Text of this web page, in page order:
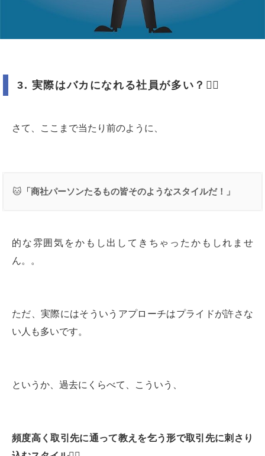
3. 実際はバカになれる社員が多い？ 🤦‍♀️
さて、ここまで当たり前のように、
🐱 「商社パーソンたるもの皆そのようなスタイルだ！」
的な雰囲気をかもし出してきちゃったかもしれませ
ん。。
ただ、実際にはそういうアプローチはプライドが許さな
い人も多いです。
というか、過去にくらべて、こういう、
頻度高く取引先に通って教えを乞う形で取引先に刺さり